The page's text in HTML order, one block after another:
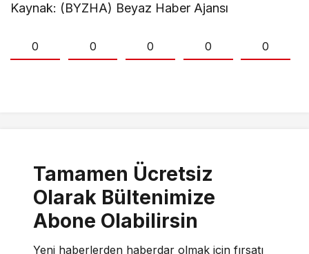
Kaynak: (BYZHA) Beyaz Haber Ajansı
0 0 0 0 0
Tamamen Ücretsiz
Olarak Bültenimize
Abone Olabilirsin
Yeni haberlerden haberdar olmak için fırsatı